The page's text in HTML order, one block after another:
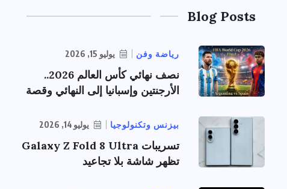
Blog Posts
رياضة وفن يوليو 15, 2026
نصف نهائي كأس العالم 2026..
الأرجنتين وإسبانيا إلى النهائي وقصة
بيزنس وتكنولوجيا يوليو 14, 2026
تسريبات Galaxy Z Fold 8 Ultra
تظهر شاشة بلا تجاعيد